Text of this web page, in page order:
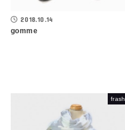
2018.10.14
gomme
frash